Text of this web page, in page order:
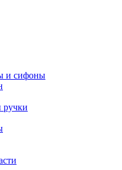
и сифоны
ручки